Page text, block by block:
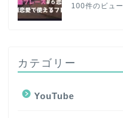
100件のビュー
カテゴリー
YouTube